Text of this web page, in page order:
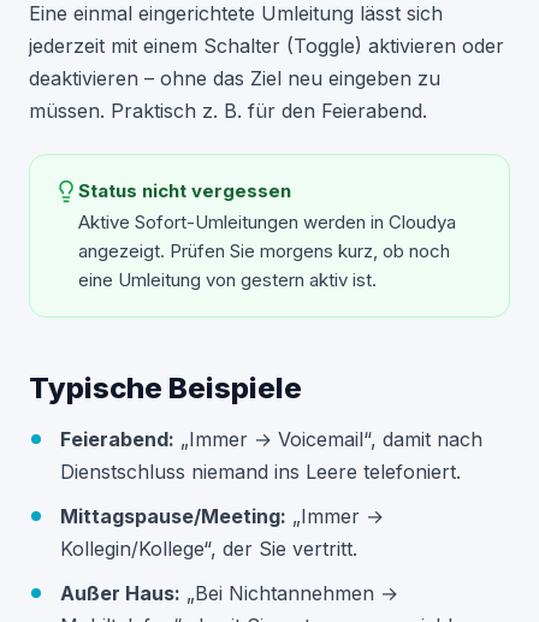
Eine einmal eingerichtete Umleitung lässt sich
jederzeit mit einem Schalter (Toggle) aktivieren oder
deaktivieren – ohne das Ziel neu eingeben zu
müssen. Praktisch z. B. für den Feierabend.
Status nicht vergessen
Aktive Sofort-Umleitungen werden in Cloudya
angezeigt. Prüfen Sie morgens kurz, ob noch
eine Umleitung von gestern aktiv ist.
Typische Beispiele
Feierabend: „Immer → Voicemail“, damit nach
Dienstschluss niemand ins Leere telefoniert.
Mittagspause/Meeting: „Immer →
Kollegin/Kollege“, der Sie vertritt.
Außer Haus: „Bei Nichtannehmen →